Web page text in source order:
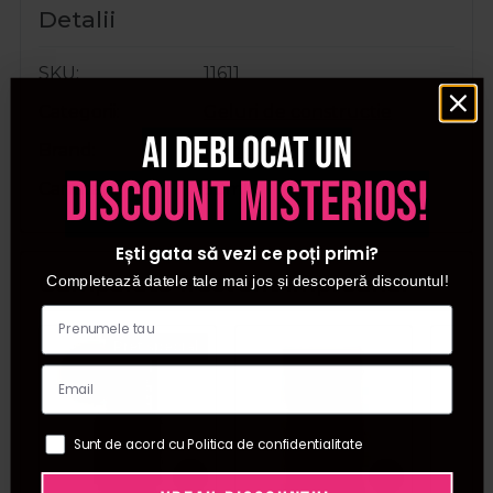
Detalii
SKU
11611
Cupio
Cantitate
50ml
Cumparate frecvent impreuna:
Ai deblocat un
discount misterios!
Ești gata să vezi ce poți primi?
Completează datele tale mai jos și descoperă discountul!
Sunt de acord cu Politica de confidentialitate